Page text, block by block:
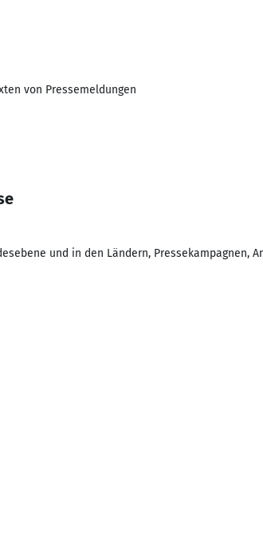
von Pressemeldungen
und in den Ländern, Pressekampagnen,